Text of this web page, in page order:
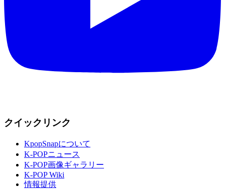
クイックリンク
KpopSnapについて
K-POPニュース
K-POP画像ギャラリー
K-POP Wiki
情報提供